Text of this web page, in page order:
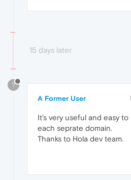
15 days later
?
A Former User
It's very useful and easy
each seprate domain.
Thanks to Hola dev team.